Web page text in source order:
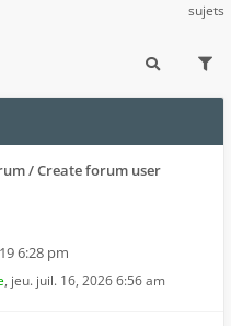
sujets
/ Create forum user
6:28 pm
, jeu. juil. 16, 2026 6:56 am